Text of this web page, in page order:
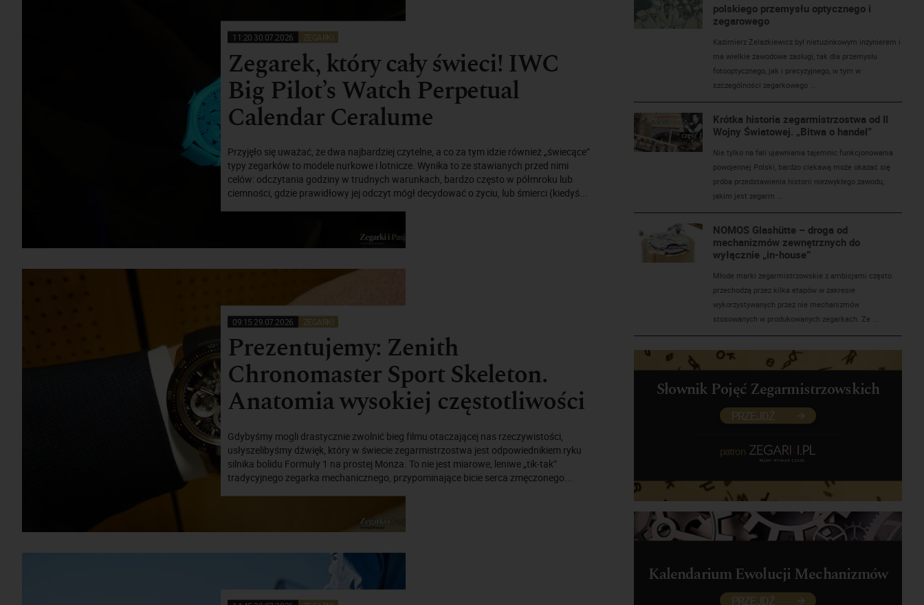
11:20 30.07.2026 ZEGARKI
Zegarek, który cały świeci! IWC
Big Pilot’s Watch Perpetual
Calendar Ceralume
Przyjęło się uważać, że dwa najbardziej czytelne, a co za tym idzie również „świecące”
typy zegarków to modele nurkowe i lotnicze. Wynika to ze stawianych przed nimi
celów: odczytania godziny w trudnych warunkach, bardzo często w półmroku lub
ciemności, gdzie prawidłowy jej odczyt mógł decydować o życiu, lub śmierci (kiedyś...
09:15 29.07.2026 ZEGARKI
Prezentujemy: Zenith
Chronomaster Sport Skeleton.
Anatomia wysokiej częstotliwości
Gdybyśmy mogli drastycznie zwolnić bieg filmu otaczającej nas rzeczywistości,
usłyszelibyśmy dźwięk, który w świecie zegarmistrzostwa jest odpowiednikiem ryku
silnika bolidu Formuły 1 na prostej Monza. To nie jest miarowe, leniwe „tik-tak”
tradycyjnego zegarka mechanicznego, przypominające bicie serca zmęczonego...
polskiego przemysłu optycznego i
zegarowego
Kazimierz Żelazkiewicz był nietuzinkowym inżynierem i
ma wielkie zawodowe zasługi, tak dla przemysłu
fotooptycznego, jak i precyzyjnego, w tym w
szczególności zegarkowego ...
Krótka historia zegarmistrzostwa od II
Wojny Światowej. „Bitwa o handel”
Nie tylko na fali ujawniania tajemnic funkcjonowania
powojennej Polski, bardzo ciekawą może okazać się
próba przedstawienia historii niezwykłego zawodu,
jakim jest zegarm ...
NOMOS Glashütte – droga od
mechanizmów zewnętrznych do
wyłącznie „in-house”
Młode marki zegarmistrzowskie z ambicjami często
przechodzą przez kilka etapów w zakresie
wykorzystywanych przez nie mechanizmów
stosowanych w produkowanych zegarkach. Ze ...
Słownik Pojęć Zegarmistrzowskich
PRZEJDŹ
patron
Kalendarium Ewolucji Mechanizmów
PRZEJDŹ